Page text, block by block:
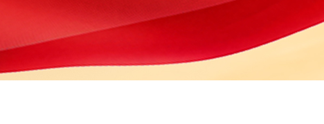
道铺设完成72%。水、电、气、暖管
城市综合服务中心即将启用，县医院
有序推进，19万平方米河道即将蓄水